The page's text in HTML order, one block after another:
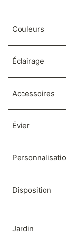
Couleurs
Éclairage
Accessoires
Évier
Disposition
Jardin